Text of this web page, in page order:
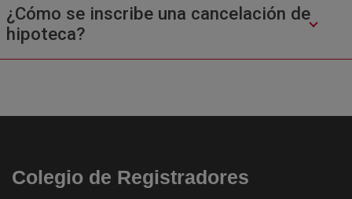
¿Cómo se inscribe una cancelación de
hipoteca?
Colegio de Registradores